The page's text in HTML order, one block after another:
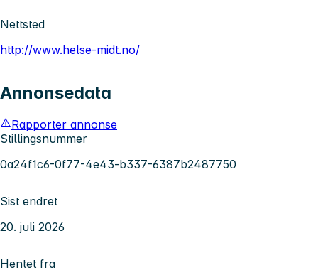
Nettsted
http://www.helse-midt.no/
Annonsedata
Rapporter annonse
Stillingsnummer
0a24f1c6-0f77-4e43-b337-6387b2487750
Sist endret
20. juli 2026
Hentet fra